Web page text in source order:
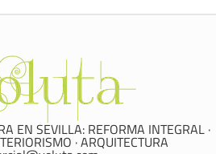
EN SEVILLA: REFORMA INTEGRAL ·
· ARQUITECTURA